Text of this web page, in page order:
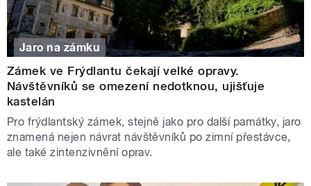
Jaro na zámku
Zámek ve Frýdlantu čekají velké opravy.
Návštěvníků se omezení nedotknou, ujišťuje
kastelán
Pro frýdlantský zámek, stejně jako pro další památky, jaro
znamená nejen návrat návštěvníků po zimní přestávce,
ale také zintenzivnění oprav.